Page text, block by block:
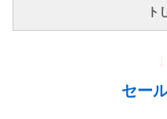
ト
セー